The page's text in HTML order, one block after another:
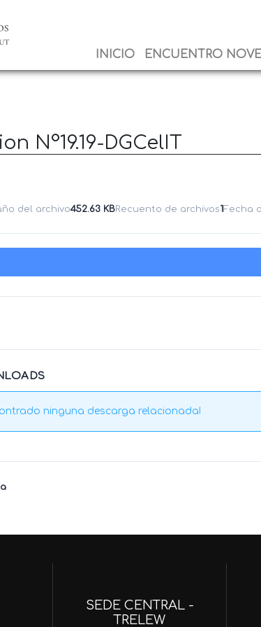
INICIO ENCUENTRO
N°19.19-DGCelIT
del archivo452.63 KBRecuento de archivos1Fecha
ninguna descarga relacionada!
SEDE CENTRAL -
TRELEW